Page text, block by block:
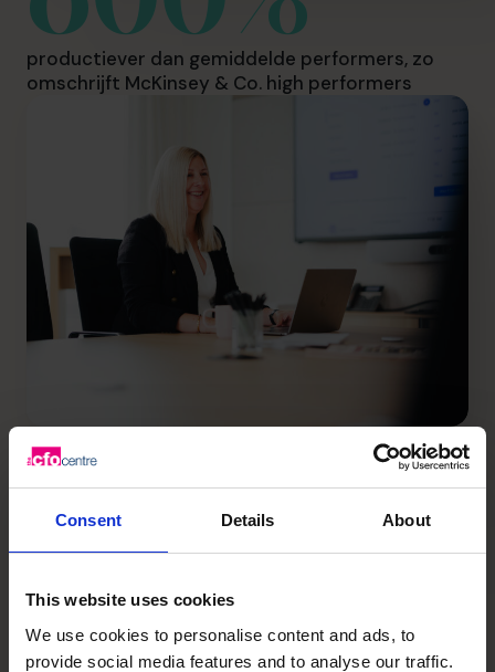
Consent Details About
This website uses cookies
We use cookies to personalise content and ads, to
provide social media features and to analyse our traffic.
productiever dan gemiddelde performers, zo
omschrijft McKinsey & Co. high performers
Maak tijd vrij, laat je bedrijf
groeien en krijg weer
controle